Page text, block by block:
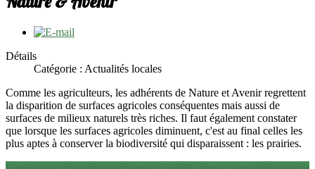
Détails
Catégorie : Actualités locales
Comme les agriculteurs, les adhérents de Nature et Avenir regrettent
la disparition de surfaces agricoles conséquentes mais aussi de
surfaces de milieux naturels très riches. Il faut également constater
que lorsque les surfaces agricoles diminuent, c'est au final celles les
plus aptes à conserver la biodiversité qui disparaissent : les prairies.